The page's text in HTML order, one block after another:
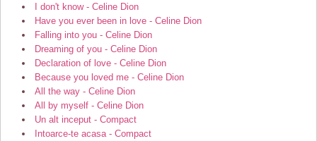
I don't know - Celine Dion
Have you ever been in love - Celine Dion
Falling into you - Celine Dion
Dreaming of you - Celine Dion
Declaration of love - Celine Dion
Because you loved me - Celine Dion
All the way - Celine Dion
All by myself - Celine Dion
Un alt inceput - Compact
Intoarce-te acasa - Compact